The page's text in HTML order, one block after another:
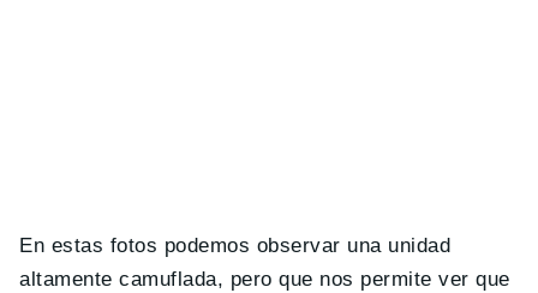
En estas fotos podemos observar una unidad
altamente camuflada, pero que nos permite ver que